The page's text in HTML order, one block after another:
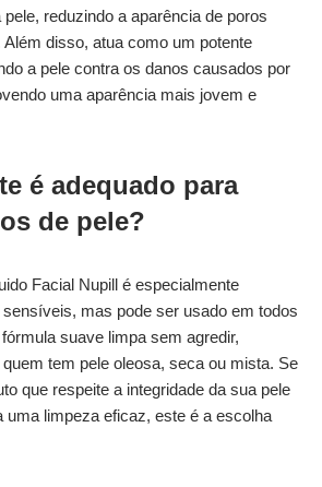
reduzindo a aparência de poros
disso, atua como um potente
a pele contra os danos causados por
uma aparência mais jovem e
é adequado para
de pele?
Facial Nupill é especialmente
mas pode ser usado em todos
suave limpa sem agredir,
tem pele oleosa, seca ou mista. Se
que respeite a integridade da sua pele
uma limpeza eficaz, este é a escolha